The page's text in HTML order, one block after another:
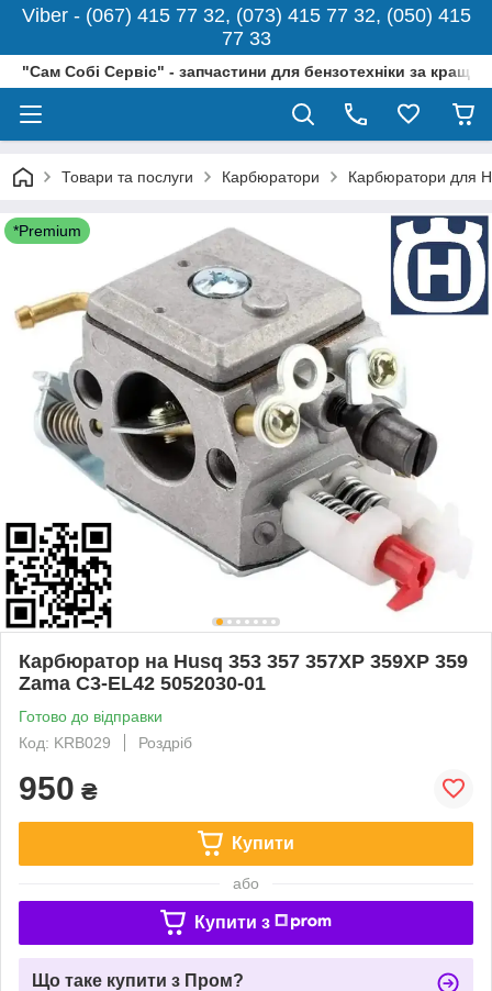
Viber - (067) 415 77 32, (073) 415 77 32, (050) 415
77 33
"Сам Собі Сервіс" - запчастини для бензотехніки за
Товари та послуги Карбюратори Карбюратори для
*Premium
Карбюратор на Husq 353 357 357XP 359XP 359
Zama C3-EL42 5052030-01
Готово до відправки
Код: KRB029
Роздріб
950 ₴
Купити
або
Купити з
Що таке купити з Пром?